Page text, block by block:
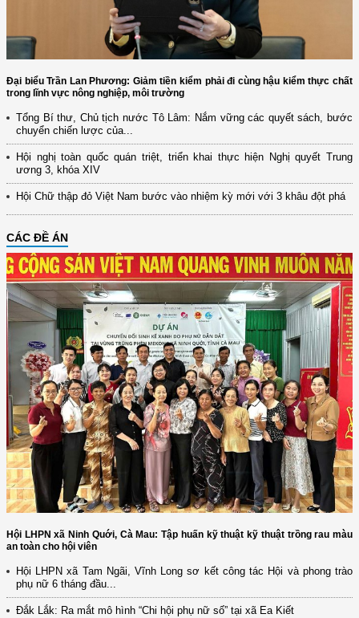
Đại biểu Trần Lan Phương: Giảm tiền kiểm phải đi cùng hậu kiểm thực chất
trong lĩnh vực nông nghiệp, môi trường
Tổng Bí thư, Chủ tịch nước Tô Lâm: Nắm vững các quyết sách, bước
chuyển chiến lược của...
Hội nghị toàn quốc quán triệt, triển khai thực hiện Nghị quyết Trung
ương 3, khóa XIV
Hội Chữ thập đỏ Việt Nam bước vào nhiệm kỳ mới với 3 khâu đột phá
CÁC ĐỀ ÁN
Hội LHPN xã Ninh Quới, Cà Mau: Tập huấn kỹ thuật kỹ thuật trồng rau màu
an toàn cho hội viên
Hội LHPN xã Tam Ngãi, Vĩnh Long sơ kết công tác Hội và phong trào
phụ nữ 6 tháng đầu...
Đắk Lắk: Ra mắt mô hình “Chi hội phụ nữ số” tại xã Ea Kiết
(12/TB-HĐKH) V/v đăng ký, đề xuất nhiệm vụ Khoa học, công nghệ và
đổi mới ...